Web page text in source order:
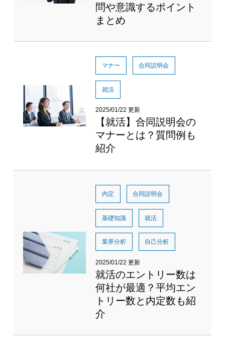
問や意識するポイント
まとめ
マナー 合同説明会
就活
2025/01/22 更新
【就活】合同説明会の
マナーとは？質問例も
紹介
内定 合同説明会
基礎知識 就活
業界分析 自己分析
2025/01/22 更新
就活のエントリー数は
何社が最適？平均エン
トリー数と内定数も紹
介